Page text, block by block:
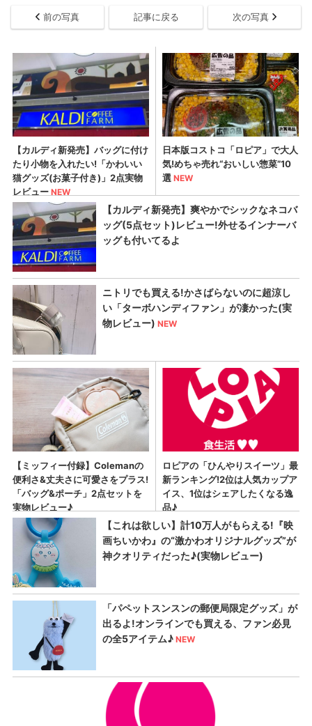
前の写真 記事に戻る 次の写真